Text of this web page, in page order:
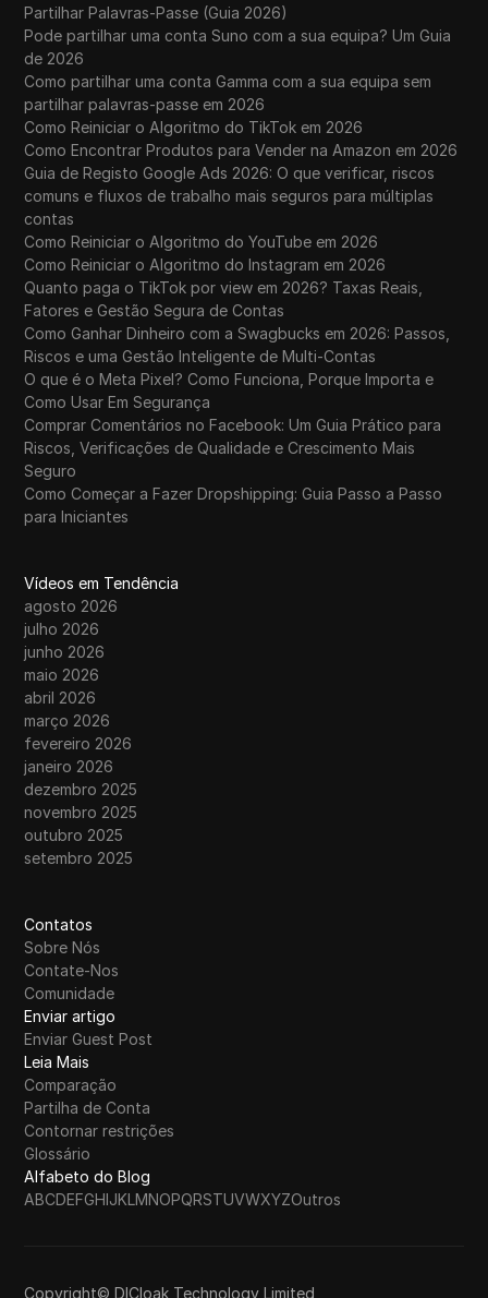
Partilhar Palavras-Passe (Guia 2026)
Pode partilhar uma conta Suno com a sua equipa? Um Guia
de 2026
Como partilhar uma conta Gamma com a sua equipa sem
partilhar palavras-passe em 2026
Como Reiniciar o Algoritmo do TikTok em 2026
Como Encontrar Produtos para Vender na Amazon em 2026
Guia de Registo Google Ads 2026: O que verificar, riscos
comuns e fluxos de trabalho mais seguros para múltiplas
contas
Como Reiniciar o Algoritmo do YouTube em 2026
Como Reiniciar o Algoritmo do Instagram em 2026
Quanto paga o TikTok por view em 2026? Taxas Reais,
Fatores e Gestão Segura de Contas
Como Ganhar Dinheiro com a Swagbucks em 2026: Passos,
Riscos e uma Gestão Inteligente de Multi-Contas
O que é o Meta Pixel? Como Funciona, Porque Importa e
Como Usar Em Segurança
Comprar Comentários no Facebook: Um Guia Prático para
Riscos, Verificações de Qualidade e Crescimento Mais
Seguro
Como Começar a Fazer Dropshipping: Guia Passo a Passo
para Iniciantes
Vídeos em Tendência
agosto 2026
julho 2026
junho 2026
maio 2026
abril 2026
março 2026
fevereiro 2026
janeiro 2026
dezembro 2025
novembro 2025
outubro 2025
setembro 2025
Contatos
Sobre Nós
Contate-Nos
Comunidade
Enviar artigo
Enviar Guest Post
Leia Mais
Comparação
Partilha de Conta
Contornar restrições
Glossário
Alfabeto do Blog
ABCDEFGHIJKLMNOPQRSTUVWXYZOutros
Copyright© DICloak Technology Limited